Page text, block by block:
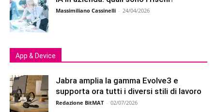
Massimiliano Cassinelli - 24/04/2026
App & Device
Jabra amplia la gamma Evolve3 e
supporta ora tutti i diversi stili di lavoro
Redazione BitMAT - 02/07/2026